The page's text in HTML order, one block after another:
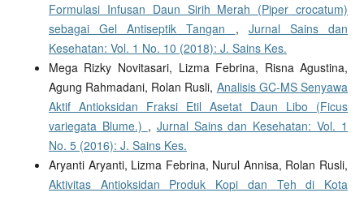
Formulasi Infusan Daun Sirih Merah (Piper crocatum)
sebagai Gel Antiseptik Tangan , Jurnal Sains dan
Kesehatan: Vol. 1 No. 10 (2018): J. Sains Kes.
Mega Rizky Novitasari, Lizma Febrina, Risna Agustina,
Agung Rahmadani, Rolan Rusli, Analisis GC-MS Senyawa
Aktif Antioksidan Fraksi Etil Asetat Daun Libo (Ficus
variegata Blume.) , Jurnal Sains dan Kesehatan: Vol. 1
No. 5 (2016): J. Sains Kes.
Aryanti Aryanti, Lizma Febrina, Nurul Annisa, Rolan Rusli,
Aktivitas Antioksidan Produk Kopi dan Teh di Kota